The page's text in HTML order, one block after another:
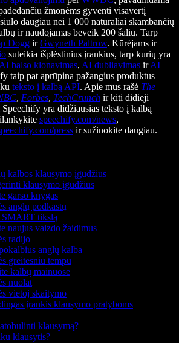
žmonėms gyventi visavertį
daugiau nei 1 000 natūraliai skambančių
ir naudojamas beveik 200 šalių. Tarp
Dogg irGwyneth Paltrow. Kūrėjams ir
suteikia išplėstinius įrankius, tarp kurių yra
AI balso klonavimas, AI dubliavimas irAI
taip pat aprūpina pažangius produktus
teksto į kalbą API. Apie mus rašė The
, Forbes, TechCrunch ir kiti didieji
yra didžiausias teksto į kalbą
speechify.com/news,
press ir sužinokite daugiau.
kalbos klausymo įgūdžius
klausymo įgūdžius
garso knygas
anglų podkastų
SMART tikslą
naujus vaizdo žaidimus
radijo
anglų kalba
greitesniu tempu
kalbų mainuose
nuolat
vietoj skaitymo
įrankis klausymo pratyboms
klausymą?
klausytis?